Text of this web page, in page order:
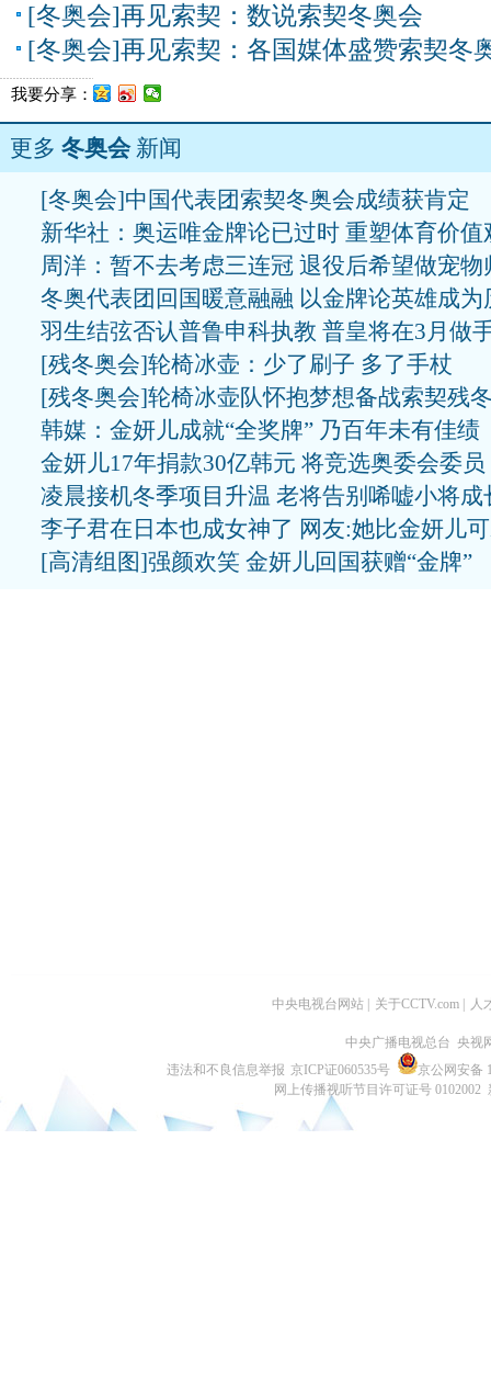
[冬奥会]再见索契：数说索契冬奥会
[冬奥会]再见索契：各国媒体盛赞索契冬
我要分享：
更多 冬奥会新闻
[冬奥会]中国代表团索契冬奥会成绩获肯定
新华社：奥运唯金牌论已过时 重塑体育价值
周洋：暂不去考虑三连冠 退役后希望做宠物
冬奥代表团回国暖意融融 以金牌论英雄成为
羽生结弦否认普鲁申科执教 普皇将在3月做
[残冬奥会]轮椅冰壶：少了刷子 多了手杖
[残冬奥会]轮椅冰壶队怀抱梦想备战索契残
韩媒：金妍儿成就“全奖牌” 乃百年未有佳绩
金妍儿17年捐款30亿韩元 将竞选奥委会委员
凌晨接机冬季项目升温 老将告别唏嘘小将成
李子君在日本也成女神了 网友:她比金妍儿
[高清组图]强颜欢笑 金妍儿回国获赠“金牌”
中央电视台网站 关于CCTV.com 人
中央广播电视总台 央视
违法和不良信息举报 京ICP证060535号
京公网安备
网上传播视听节目许可证号 0102002